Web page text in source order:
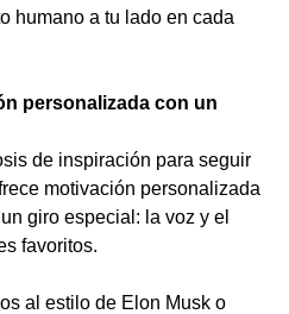
humano a tu lado en cada
personalizada con un
de inspiración para seguir
motivación personalizada
giro especial: la voz y el
favoritos.
al estilo de Elon Musk o